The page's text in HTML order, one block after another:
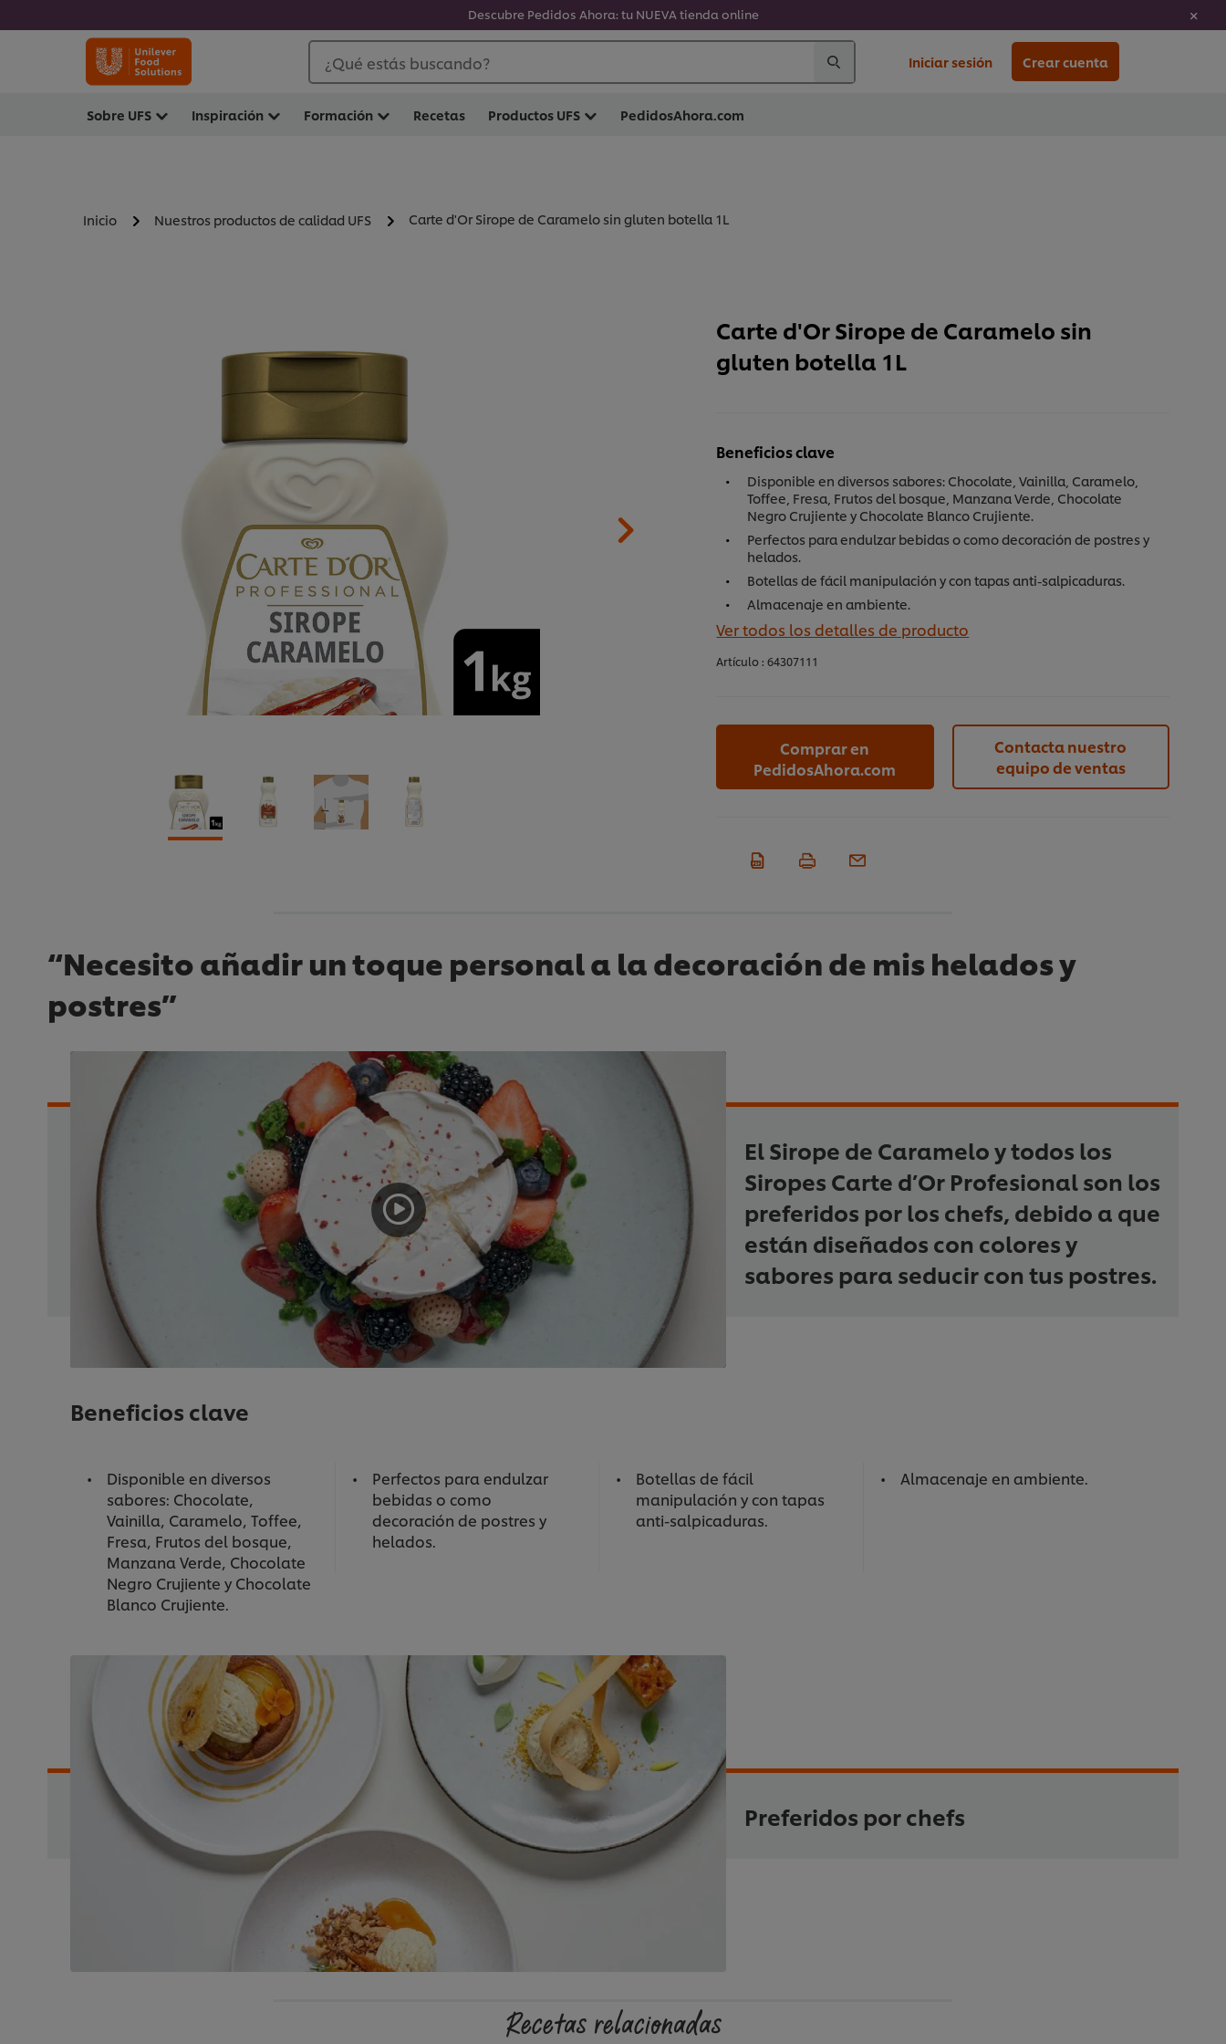
Descubre Pedidos Ahora: tu NUEVA tienda online
¿Qué estás buscando? Iniciar sesión Crear cuenta
Sobre UFS Inspiración Formación Recetas Productos UFS PedidosAhora.com
Inicio Nuestros productos de calidad UFS Carte d'Or Sirope de Caramelo sin gluten botella 1L
Carte d'Or Sirope de Caramelo sin
gluten botella 1L
Beneficios clave
Disponible en diversos sabores: Chocolate, Vainilla, Caramelo,
Toffee, Fresa, Frutos del bosque, Manzana Verde, Chocolate
Negro Crujiente y Chocolate Blanco Crujiente.
Perfectos para endulzar bebidas o como decoración de postres y
helados.
Botellas de fácil manipulación y con tapas anti-salpicaduras.
Almacenaje en ambiente.
Ver todos los detalles de producto
Artículo : 64307111
Comprar en
PedidosAhora.com
Contacta nuestro
equipo de ventas
“Necesito añadir un toque personal a la decoración de mis helados y
postres”
El Sirope de Caramelo y todos los
Siropes Carte d’Or Profesional son los
preferidos por los chefs, debido a que
están diseñados con colores y
sabores para seducir con tus postres.
Beneficios clave
Disponible en diversos
sabores: Chocolate,
Vainilla, Caramelo, Toffee,
Fresa, Frutos del bosque,
Manzana Verde, Chocolate
Negro Crujiente y Chocolate
Blanco Crujiente.
Perfectos para endulzar
bebidas o como
decoración de postres y
helados.
Botellas de fácil
manipulación y con tapas
anti-salpicaduras.
Almacenaje en ambiente.
Preferidos por chefs
Recetas relacionadas